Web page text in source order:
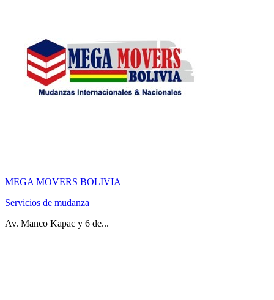
MEGA MOVERS BOLIVIA
Servicios de mudanza
Av. Manco Kapac y 6 de...